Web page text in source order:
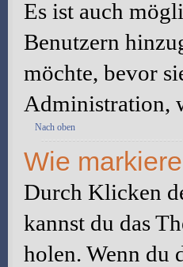
Es ist auch
Benutzern
möchte, bevor
Administration,
Nach oben
Wie
Durch Klicken
kannst du das
holen. Wenn du